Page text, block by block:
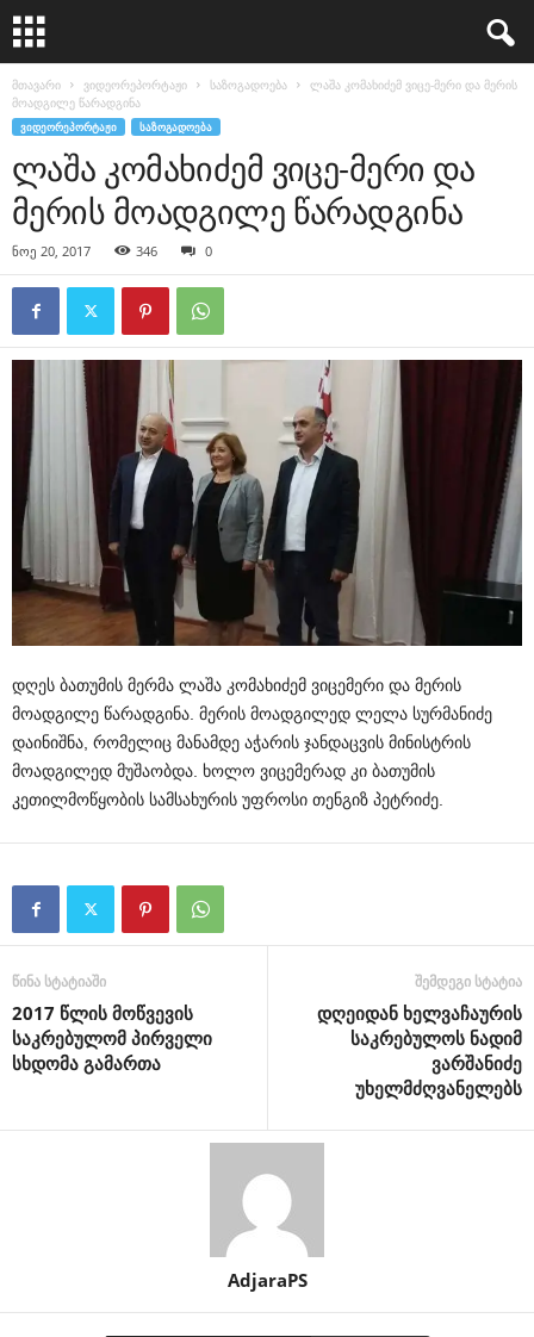
მთავარი ვიდეორეპორტაჟი საზოგადოება
ლაშა კომახიძემ ვიცე-მერი და მერის
მოადგილე წარადგინა
ᲕᲘᲓᲔᲝᲠᲔᲞᲝᲠᲢᲐᲟᲘ ᲡᲐᲖᲝᲒᲐᲓᲝᲔᲑᲐ
ლაშა კომახიძემ ვიცე-მერი და
მერის მოადგილე წარადგინა
ნოე 20, 2017 346 0
დღეს ბათუმის მერმა ლაშა კომახიძემ ვიცემერი და მერის
მოადგილე წარადგინა. მერის მოადგილედ ლელა სურმანიძე
დაინიშნა, რომელიც მანამდე აჭარის ჯანდაცვის მინისტრის
მოადგილედ მუშაობდა. ხოლო ვიცემერად კი ბათუმის
კეთილმოწყობის სამსახურის უფროსი თენგიზ პეტრიძე.
წინა სტატიაში
2017 წლის მოწვევის
საკრებულომ პირველი
სხდომა გამართა
შემდეგი სტატია
დღეიდან ხელვაჩაურის
საკრებულოს ნადიმ
ვარშანიძე
უხელმძღვანელებს
AdjaraPS